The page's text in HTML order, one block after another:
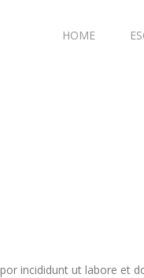
HOME
incididunt ut labore et